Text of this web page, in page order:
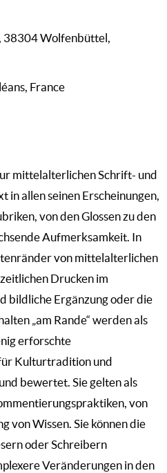
38304 Wolfenbüttel,
France
mittelalterlichen Schrift- und
in allen seinen Erscheinungen,
von den Glossen zu den
Aufmerksamkeit. In
von mittelalterlichen
Drucken im
bildliche Ergänzung oder die
„am Rande“ werden als
erforschte
Kulturtradition und
bewertet. Sie gelten als
von
von Wissen. Sie können die
oder Schreibern
Veränderungen in den